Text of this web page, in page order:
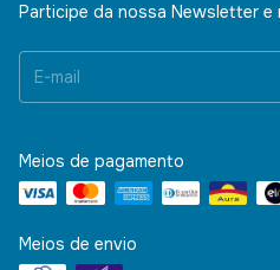
Participe da nossa Newsletter
Meios de pagamento
Meios de envio